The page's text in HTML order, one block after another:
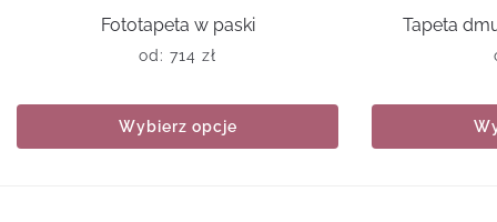
Fototapeta w paski
od: 714 zł
Wybierz opcje
Tapeta